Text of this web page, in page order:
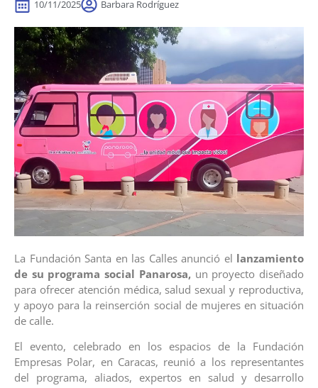
10/11/2025 Barbara Rodríguez
La Fundación Santa en las Calles anunció el lanzamiento
de su programa social Panarosa, un proyecto diseñado
para ofrecer atención médica, salud sexual y reproductiva,
y apoyo para la reinserción social de mujeres en situación
de calle.
El evento, celebrado en los espacios de la Fundación
Empresas Polar, en Caracas, reunió a los representantes
del programa, aliados, expertos en salud y desarrollo